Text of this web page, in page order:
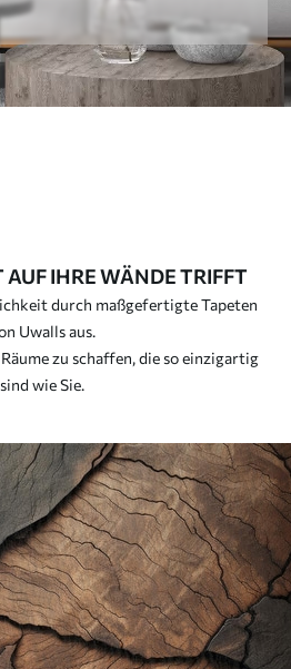
IHRE WÄNDE TRIFFT
durch maßgefertigte Tapeten
Uwalls aus.
zu schaffen, die so einzigartig
sind wie Sie.